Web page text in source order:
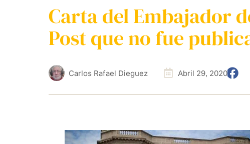
Carta del Embajador
Post que no fue
Carlos Rafael Dieguez Abril 29, 2020